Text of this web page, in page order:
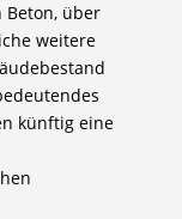
Beton, über
weitere
künftig eine